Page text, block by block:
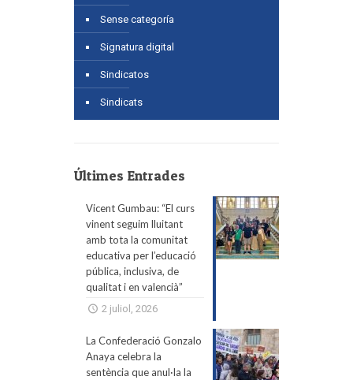
Sense categoría
Signatura digital
Sindicatos
Sindicats
Últimes Entrades
Vicent Gumbau: “El curs
vinent seguim lluitant
amb tota la comunitat
educativa per l’educació
pública, inclusiva, de
qualitat i en valencià”
2 juliol, 2026
La Confederació Gonzalo
Anaya celebra la
sentència que anul·la la